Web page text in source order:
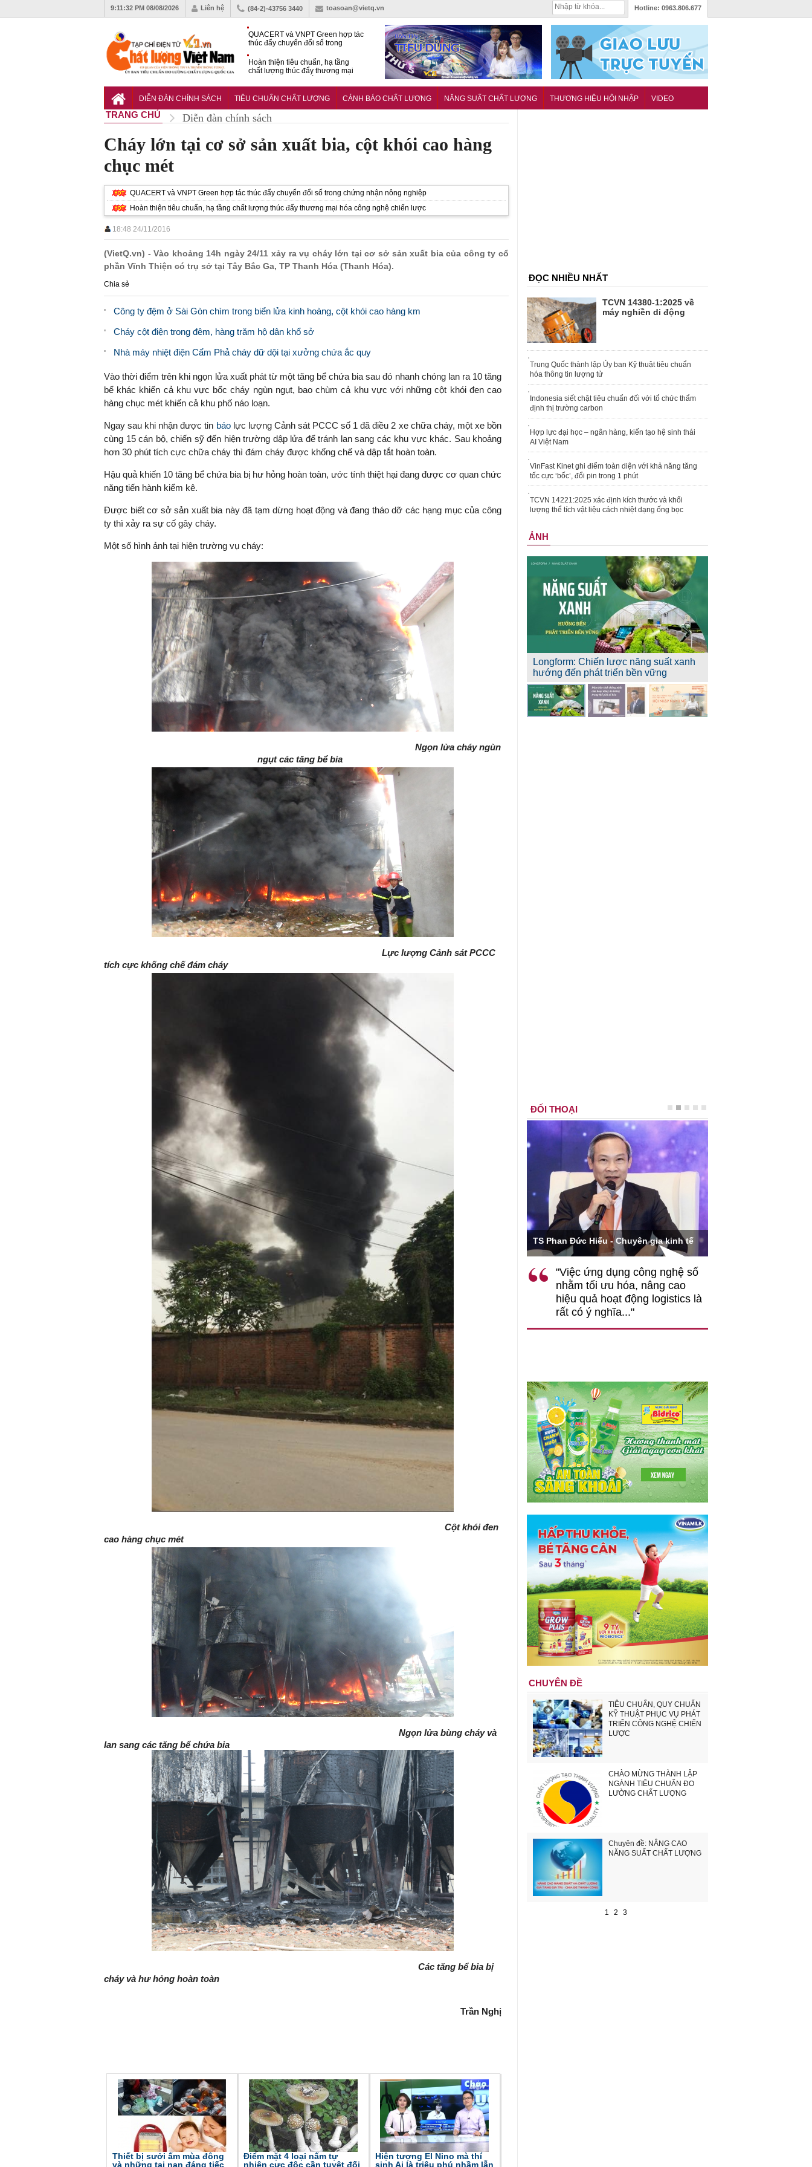
9:11:33 PM 08/08/2026 Liên hệ (84-2)-43756 3440 toasoan@vietq.vn Hotline: 0963.806.677
QUACERT và VNPT Green hợp tác
thúc đẩy chuyển đổi số trong
Hoàn thiện tiêu chuẩn, hạ tầng
chất lượng thúc đẩy thương mại
nghiền di động
DIỄN ĐÀN CHÍNH SÁCH TIÊU CHUẨN CHẤT LƯỢNG CẢNH BÁO CHẤT LƯỢNG NĂNG SUẤT CHẤT LƯỢNG THƯƠNG HIỆU HỘI NHẬP VIDEO
TRANG CHỦ Diễn đàn chính sách
Cháy lớn tại cơ sở sản xuất bia, cột khói cao hàng
chục mét
QUACERT và VNPT Green hợp tác thúc đẩy chuyển đổi số trong chứng nhận nông nghiệp
Hoàn thiện tiêu chuẩn, hạ tầng chất lượng thúc đẩy thương mại hóa công nghệ chiến lược
18:48 24/11/2016
(VietQ.vn) - Vào khoảng 14h ngày 24/11 xảy ra vụ cháy lớn tại cơ sở sản xuất bia của công ty cổ
phần Vĩnh Thiện có trụ sở tại Tây Bắc Ga, TP Thanh Hóa (Thanh Hóa).
Chia sẻ
Công ty đệm ở Sài Gòn chìm trong biển lửa kinh hoàng, cột khói cao hàng km
Cháy cột điện trong đêm, hàng trăm hộ dân khổ sở
Nhà máy nhiệt điện Cẩm Phả cháy dữ dội tại xưởng chứa ắc quy
Vào thời điểm trên khi ngọn lửa xuất phát từ một tăng bể chứa bia sau đó nhanh chóng lan ra 10 tăng
bể khác khiến cả khu vực bốc cháy ngùn ngụt, bao chùm cả khu vực với những cột khói đen cao
hàng chục mét khiến cả khu phố náo loạn.
Ngay sau khi nhận được tin báolực lượng Cảnh sát PCCC số 1 đã điều 2 xe chữa cháy, một xe bồn
cùng 15 cán bộ, chiến sỹ đến hiện trường dập lửa để tránh lan sang các khu vực khác. Sau khoảng
hơn 30 phút tích cực chữa cháy thì đám cháy được khống chế và dập tắt hoàn toàn.
Hậu quả khiến 10 tăng bể chứa bia bị hư hỏng hoàn toàn, ước tính thiệt hại đang được cơ quan chức
năng tiến hành kiểm kê.
Được biết cơ sở sản xuất bia này đã tạm dừng hoạt động và đang tháo dỡ các hạng mục của công
ty thì xảy ra sự cố gây cháy.
Một số hình ảnh tại hiện trường vụ cháy:
Ngọn lửa cháy ngùn
ngụt các tăng bể bia
Lực lượng Cảnh sát PCCC
tích cực khống chế đám cháy
Cột khói đen
cao hàng chục mét
Ngọn lửa bùng cháy và
lan sang các tăng bể chứa bia
Các tăng bể bia bị
cháy và hư hỏng hoàn toàn
Trần Nghị
Thiết bị sưởi ấm mùa đông
và những tai nạn đáng tiếc
Điểm mặt 4 loại nấm tự
nhiên cực độc cần tuyệt đối
Hiện tượng El Nino mà thí
sinh Ai là triệu phú nhầm lẫn
ĐỌC NHIỀU NHẤT
TCVN 14380-1:2025 về
máy nghiền di động
Trung Quốc thành lập Ủy ban Kỹ thuật tiêu chuẩn
hóa thông tin lượng tử
Indonesia siết chặt tiêu chuẩn đối với tổ chức thẩm
định thị trường carbon
Hợp lực đại học – ngân hàng, kiến tạo hệ sinh thái
AI Việt Nam
VinFast Kinet ghi điểm toàn diện với khả năng tăng
tốc cực ‘bốc’, đổi pin trong 1 phút
TCVN 14221:2025 xác định kích thước và khối
lượng thể tích vật liệu cách nhiệt dạng ống bọc
ẢNH
Longform: Chiến lược năng suất xanh
hướng đến phát triển bền vững
ĐỐI THOẠI
TS. Nguyễn Đức Độ - Phó Viện trưởng
Viện Kinh tế Tài chính
"Có rất nhiều việc phải làm
ngay từ bây giờ và trên thực tế
đang được tiến hành như tăng
đầu tư cho khoa học công
nghệ; ban hành các cơ chế
khuyến khích đổi mới sáng tạo,
Việc sử dụng hiệu quả chính
sách tài khóa không chỉ mang ý
nghĩa hỗ trợ ngắn hạn mà còn
đóng vai trò tạo nền tảng cho
tăng trưởng bền vững dài hạn.
TS Phan Đức Hiếu - Chuyên gia kinh tế
"Việc ứng dụng công nghệ số
nhằm tối ưu hóa, nâng cao
hiệu quả hoạt động logistics là
rất có ý nghĩa..."
CHUYÊN ĐỀ
TIÊU CHUẨN, QUY CHUẨN
KỸ THUẬT PHỤC VỤ PHÁT
TRIỂN CÔNG NGHỆ CHIẾN
LƯỢC
CHÀO MỪNG THÀNH LẬP
NGÀNH TIÊU CHUẨN ĐO
LƯỜNG CHẤT LƯỢNG
Chuyên đề: NÂNG CAO
NĂNG SUẤT CHẤT LƯỢNG
1 2 3